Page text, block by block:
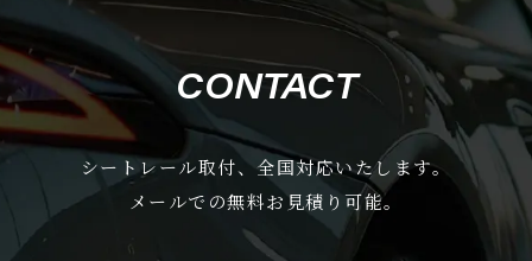
CONTACT
シートレール取付、全国対応いたします。
メールでの無料お見積り可能。